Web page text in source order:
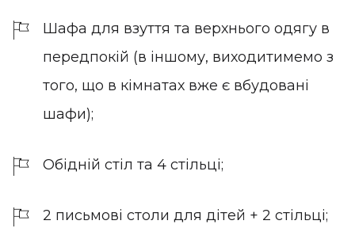
Шафа для взуття та верхнього одягу в
передпокій (в іншому, виходитимемо з
того, що в кімнатах вже є вбудовані
шафи);
Обідній стіл та 4 стільці;
2 письмові столи для дітей + 2 стільці;